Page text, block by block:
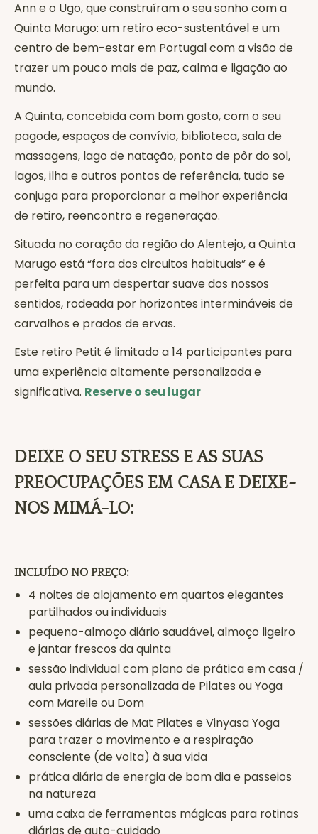
Ann e o Ugo, que construíram o seu sonho com a
Quinta Marugo: um retiro eco-sustentável e um
centro de bem-estar em Portugal com a visão de
trazer um pouco mais de paz, calma e ligação ao
mundo.
A Quinta, concebida com bom gosto, com o seu
pagode, espaços de convívio, biblioteca, sala de
massagens, lago de natação, ponto de pôr do sol,
lagos, ilha e outros pontos de referência, tudo se
conjuga para proporcionar a melhor experiência
de retiro, reencontro e regeneração.
Situada no coração da região do Alentejo, a Quinta
Marugo está “fora dos circuitos habituais” e é
perfeita para um despertar suave dos nossos
sentidos, rodeada por horizontes intermináveis de
carvalhos e prados de ervas.
Este retiro Petit é limitado a 14 participantes para
uma experiência altamente personalizada e
significativa. Reserve o seu lugar
DEIXE O SEU STRESS E AS SUAS
PREOCUPAÇÕES EM CASA E DEIXE-
NOS MIMÁ-LO:
INCLUÍDO NO PREÇO:
4 noites de alojamento em quartos elegantes
partilhados ou individuais
pequeno-almoço diário saudável, almoço ligeiro
e jantar frescos da quinta
sessão individual com plano de prática em casa /
aula privada personalizada de Pilates ou Yoga
com Mareile ou Dom
sessões diárias de Mat Pilates e Vinyasa Yoga
para trazer o movimento e a respiração
consciente (de volta) à sua vida
prática diária de energia de bom dia e passeios
na natureza
uma caixa de ferramentas mágicas para rotinas